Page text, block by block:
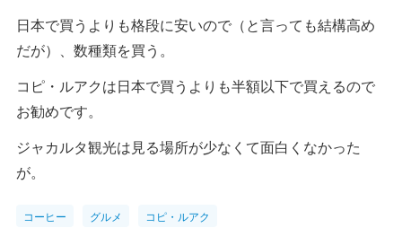
日本で買うよりも格段に安いので（と言っても結構高め
だが）、数種類を買う。
コピ・ルアクは日本で買うよりも半額以下で買えるので
お勧めです。
ジャカルタ観光は見る場所が少なくて面白くなかった
が。
コーヒー グルメ コピ・ルアク